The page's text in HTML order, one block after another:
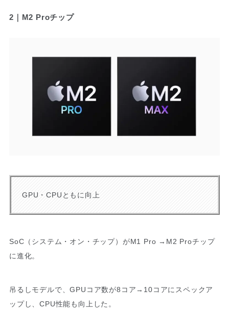
2｜M2 Proチップ
GPU・CPUともに向上
SoC（システム・オン・チップ）がM1 Pro →M2 Proチップ
に進化。
吊るしモデルで、GPUコア数が8コア→10コアにスペックア
ップし、CPU性能も向上した。